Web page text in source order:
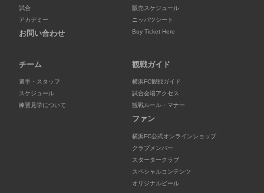
試合
アカデミー
お問い合わせ
販売スケジュール
ニッパツシート
Buy Ticket Here
チーム
選手・スタッフ
スケジュール
練習見学について
観戦ガイド
横浜FC観戦ガイド
試合会場アクセス
観戦ルール・マナー
ファン
横浜FC公式オンラインショップ
クラブメンバー
スタータークラブ
スペシャルコンテンツ
オリジナルビール